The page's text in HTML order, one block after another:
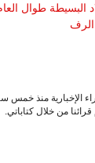
طوال
الإخبارية منذ خمس
من خلال كتاباتي.